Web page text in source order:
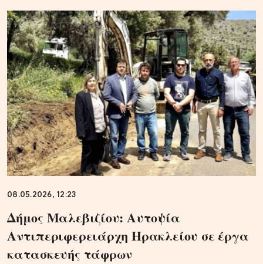
08.05.2026, 12:23
Δήμος Μαλεβιζίου: Αυτοψία
Αντιπεριφερειάρχη Ηρακλείου σε έργα
κατασκευής τάφρων